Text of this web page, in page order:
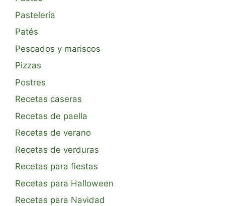
Pastelería
Patés
Pescados y mariscos
Pizzas
Postres
Recetas caseras
Recetas de paella
Recetas de verano
Recetas de verduras
Recetas para fiestas
Recetas para Halloween
Recetas para Navidad